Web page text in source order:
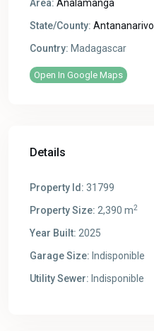
Area: Analamanga
State/County: Antananarivo
Country: Madagascar
Open In Google Maps
Details
Property Id: 31799
Property Size: 2,390 m2
Year Built: 2025
Garage Size: Indisponible
Utility Sewer: Indisponible